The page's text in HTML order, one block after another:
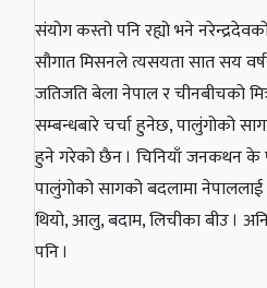
संयोग कस्तो पनि रह्यो भने
सौगात मिसनले त्यसयता सात सय
जतिजति बेला नेपाल र चीनबीचको
सम्बन्धबारे चर्चा हुनेछ, पालुंगोको
हुने गरेको छैन । चिनियाँ जनकथन
पालुंगोको सागको बदलामा
थियो, आलु, बदाम, लिचीका बीउ ।
पनि ।